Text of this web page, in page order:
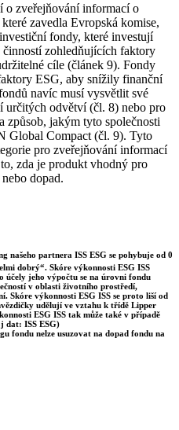
o zveřejňování informací o
zavedla Evropská komise,
fondy, které investují
zohledňujících faktory
cíle (článek 9). Fondy
ESG, aby snížily finanční
navíc musí vysvětlit své
určitých odvětví (čl. 8) nebo pro
způsob, jakým tyto společnosti
Global Compact (čl. 9). Tyto
pro zveřejňování informací
zda je produkt vhodný pro
dopad.
našeho partnera ISS ESG se pohybuje od 0
dobrý“. Skóre výkonnosti ESG ISS
účely jeho výpočtu se na úrovni fondu
v oblasti životního prostředí,
Skóre výkonnosti ESG ISS se proto liší od
udělují ve vztahu k třídě Lipper
ESG ISS tak může také v případě
dat: ISS ESG)
fondu nelze usuzovat na dopad fondu na